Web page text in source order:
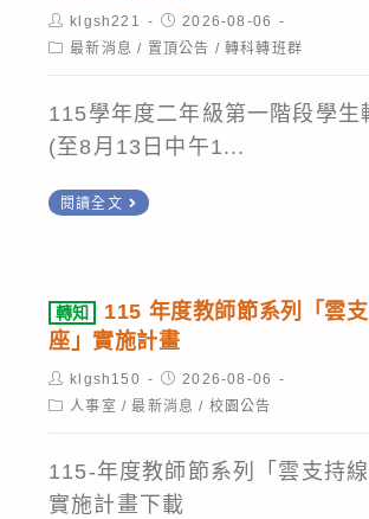
整
公
告
方
舟
計
畫
完
習：
A1、
A2、
A3、
B5-
1
之
Post
author:
klgsh221
Post
published:
2026-08-06
Post最新消息 / 置頂公告 / 轉科轉班群
115學年度二年級第一階段學生
(至8月13日中午1...
閱讀全文
115
度
高
第
一
階
段
轉知
115 年度教師節系列「雲
座」實施計畫
Post
author:
klgsh150
Post
published:
2026-08-06
Post人事室 / 最新消息 / 校園公告
115-年度教師節系列「雲支持線
實施計畫下載